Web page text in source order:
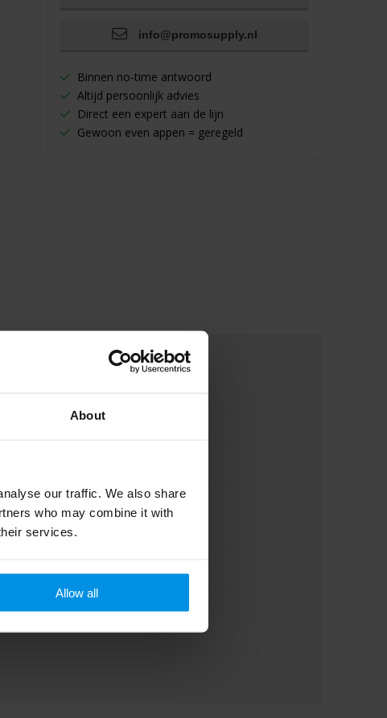
About
our traffic. We also share
who may combine it with
services.
Allow all
info@promosupply.nl
Binnen no-time antwoord
Altijd persoonlijk advies
Direct een expert aan de lijn
Gewoon even appen = geregeld